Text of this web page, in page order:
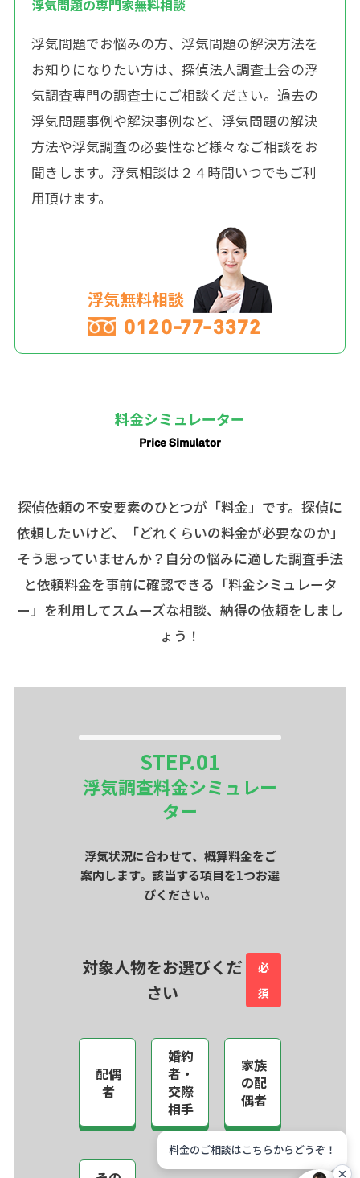
浮気問題の専門家無料相談
浮気問題でお悩みの方、浮気問題の解決方法を
お知りになりたい方は、探偵法人調査士会の浮
気調査専門の調査士にご相談ください。過去の
浮気問題事例や解決事例など、浮気問題の解決
方法や浮気調査の必要性など様々なご相談をお
聞きします。浮気相談は２４時間いつでもご利
用頂けます。
浮気無料相談
0120-77-3372
料金シミュレーター
Price Simulator
探偵依頼の不安要素のひとつが「料金」です。探偵に
依頼したいけど、「どれくらいの料金が必要なのか」
そう思っていませんか？自分の悩みに適した調査手法
と依頼料金を事前に確認できる「料金シミュレータ
ー」を利用してスムーズな相談、納得の依頼をしまし
ょう！
STEP.01
浮気調査料金シミュレー
ター
浮気状況に合わせて、概算料金をご
案内します。該当する項目を1つお選
びください。
対象人物をお選びくだ
さい
必
須
配偶
者
婚約
者・
交際
相手
家族
の配
偶者
料金のご相談はこちらからどうぞ！